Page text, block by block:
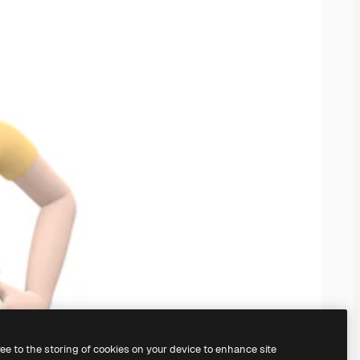
to the storing of cookies on your device to enhance site